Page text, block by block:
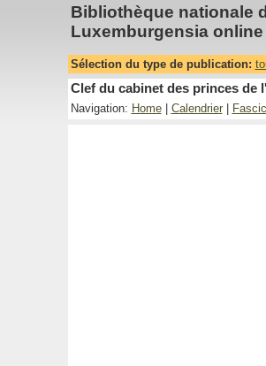
Bibliothèque nationale
Luxemburgensia online
Sélection du type de publication:
Clef du cabinet des princes de
Navigation: Home| Calendrier|